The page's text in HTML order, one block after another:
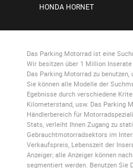
HONDA HORNET
Das Parking Motorradist eine
Wir besitzen über 1 Million
Das Parking Motorradzu benutzen,
Sie können alle Modelle der
Egebnisse durch verschiedene
Kilometerstand, usw. Das Parking
Händlerbereich für
Stats, verleiht Ihnen Zugang zu
Gebrauchtmotorradsektors im
Verkaufspreis, Lebenszeit der
Anzeiger; alle Anzeiger können
segmentiert werden. Benutzen Sie